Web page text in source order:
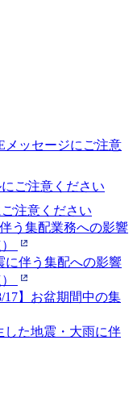
メッセージにご注意
ご注意ください
注意ください
う集配業務への影響
に伴う集配への影響
17】お盆期間中の集
した地震・大雨に伴